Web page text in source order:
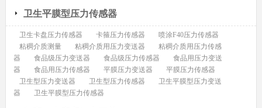
卫生平膜型压力传感器
卫生卡盘压力传感器 卡箍压力传感器
喷涂F40压力传感器
粘稠介质测量
粘稠介质用压力变送器
粘稠介质用压力传感
器
食品级压力变送器 食品级压力传感器
食品用压力变送
器
食品用压力传感器 平膜压力变送器
平膜压力传感器
卫生型压力变送器
卫生型压力传感器
卫生平膜型压力变送
器
卫生平膜型压力传感器